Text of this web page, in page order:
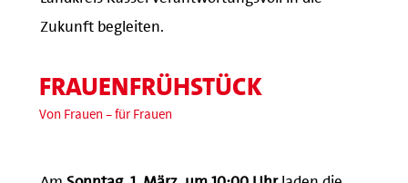
Zukunft begleiten.
FRAUENFRÜHSTÜCK
Von Frauen – für Frauen
AmSonntag, 1. März, um 10:00 Uhrladen die